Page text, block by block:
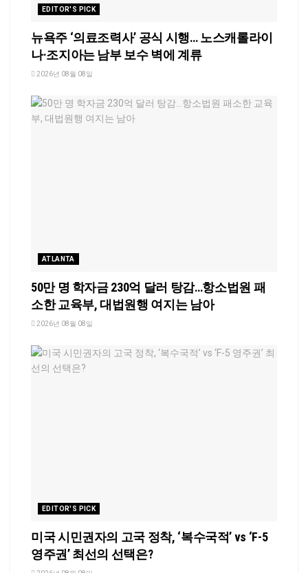
EDITOR'S PICK
뉴욕주 ‘의료조력사’ 공식 시행… 노스캐롤라이
나·조지아는 남부 보수 벽에 계류
2026년 08월 08일
ATLANTA
50만 명 학자금 230억 달러 탕감…항소법원 패
소한 교육부, 대법원행 여지는 남아
2026년 08월 08일
EDITOR'S PICK
미국 시민권자의 고국 정착, ‘복수국적’ vs ‘F-5
영주권’ 최선의 선택은?